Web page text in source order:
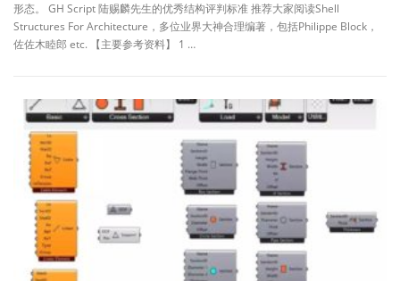
形态。 GH Script 陆赐麟先生的优秀结构评判标准 推荐大家阅读Shell
Structures For Architecture，多位业界大神合理编著，包括Philippe Block，
佐佐木睦郎 etc. 【主要参考资料】 1 …